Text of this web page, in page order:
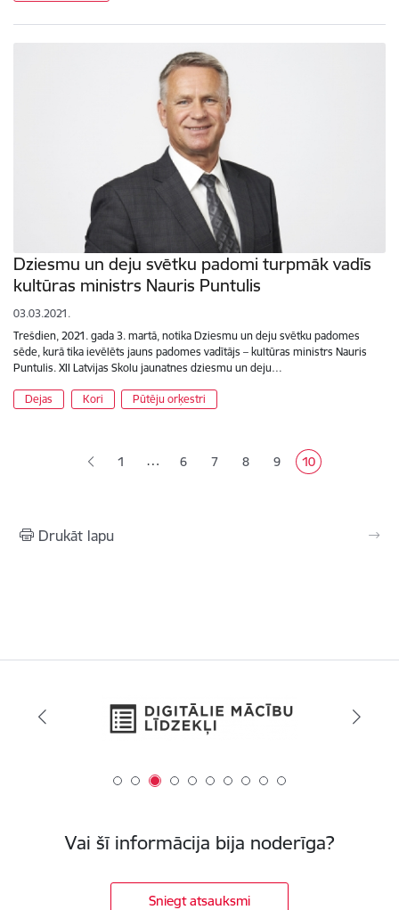
Dziesmu un deju svētku padomi turpmāk vadīs
kultūras ministrs Nauris Puntulis
03.03.2021.
Trešdien, 2021. gada 3. martā, notika Dziesmu un deju svētku padomes
sēde, kurā tika ievēlēts jauns padomes vadītājs – kultūras ministrs Nauris
Puntulis. XII Latvijas Skolu jaunatnes dziesmu un deju…
Dejas Kori Pūtēju orķestri
1 … Lapa
6 Lapa
7 Lapa
8 Lapa
9 Pašreizējā lapa
10
Drukāt lapu
Vai šī informācija bija noderīga?
Sniegt atsauksmi